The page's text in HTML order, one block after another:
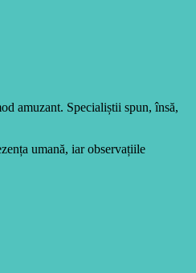
amuzant. Specialiștii spun, însă,
umană, iar observațiile